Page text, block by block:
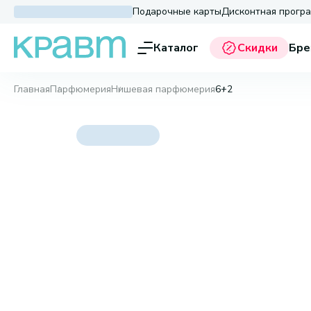
Подарочные картыДисконтная
Каталог Скидки
ГлавнаяПарфюмерияНишевая парфюмерия6+2